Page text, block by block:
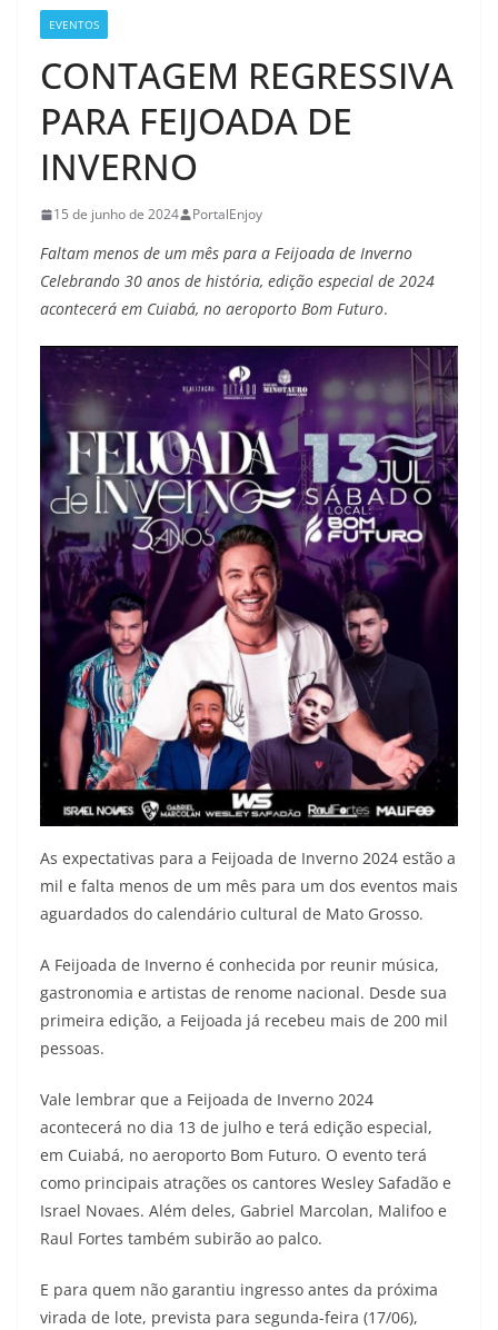
EVENTOS
CONTAGEM REGRESSIVA
PARA FEIJOADA DE
INVERNO
15 de junho de 2024 PortalEnjoy
Faltam menos de um mês para a Feijoada de Inverno
Celebrando 30 anos de história, edição especial de 2024
acontecerá em Cuiabá, no aeroporto Bom Futuro.
As expectativas para a Feijoada de Inverno 2024 estão a
mil e falta menos de um mês para um dos eventos mais
aguardados do calendário cultural de Mato Grosso.
A Feijoada de Inverno é conhecida por reunir música,
gastronomia e artistas de renome nacional. Desde sua
primeira edição, a Feijoada já recebeu mais de 200 mil
pessoas.
Vale lembrar que a Feijoada de Inverno 2024
acontecerá no dia 13 de julho e terá edição especial,
em Cuiabá, no aeroporto Bom Futuro. O evento terá
como principais atrações os cantores Wesley Safadão e
Israel Novaes. Além deles, Gabriel Marcolan, Malifoo e
Raul Fortes também subirão ao palco.
E para quem não garantiu ingresso antes da próxima
virada de lote, prevista para segunda-feira (17/06),